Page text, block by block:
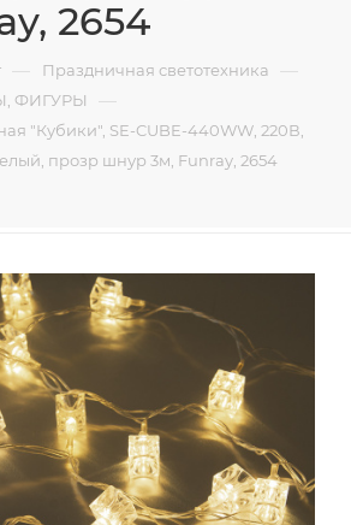
2654
— Праздничная светотехника —
ФИГУРЫ —
"Кубики", SE-CUBE-440WW, 220В,
прозр шнур 3м, Funray, 2654